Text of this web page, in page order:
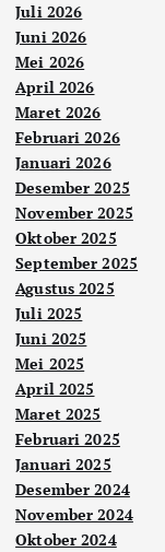
Juli 2026
Juni 2026
Mei 2026
April 2026
Maret 2026
Februari 2026
Januari 2026
Desember 2025
November 2025
Oktober 2025
September 2025
Agustus 2025
Juli 2025
Juni 2025
Mei 2025
April 2025
Maret 2025
Februari 2025
Januari 2025
Desember 2024
November 2024
Oktober 2024